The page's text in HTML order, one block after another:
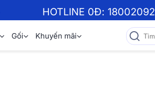
HOTLINE 0Đ: 18002092
Gối Khuyến mãi